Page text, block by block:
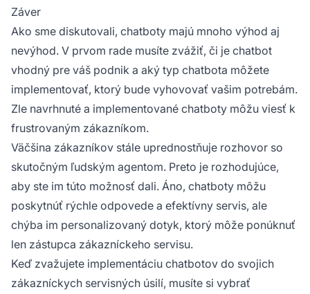
Záver
Ako sme diskutovali, chatboty majú mnoho výhod aj
nevýhod. V prvom rade musíte zvážiť, či je chatbot
vhodný pre váš podnik a aký typ chatbota môžete
implementovať, ktorý bude vyhovovať vašim potrebám.
Zle navrhnuté a implementované chatboty môžu viesť k
frustrovaným zákazníkom.
Väčšina zákazníkov stále uprednostňuje rozhovor so
skutočným ľudským agentom. Preto je rozhodujúce,
aby ste im túto možnosť dali. Áno, chatboty môžu
poskytnúť rýchle odpovede a efektívny servis, ale
chýba im personalizovaný dotyk, ktorý môže ponúknuť
len zástupca zákazníckeho servisu.
Keď zvažujete implementáciu chatbotov do svojich
zákazníckych servisných úsilí, musíte si vybrať